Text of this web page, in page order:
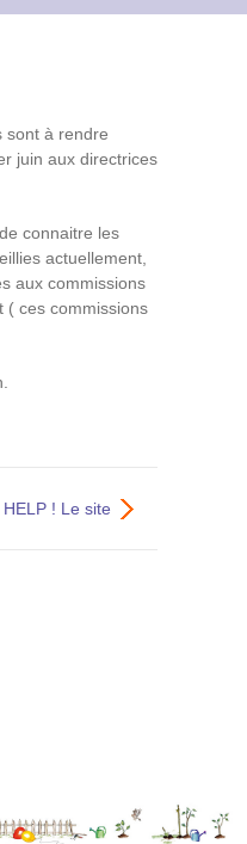
sont à rendre
juin aux directrices
connaitre les
actuellement,
aux commissions
( ces commissions
HELP ! Le site